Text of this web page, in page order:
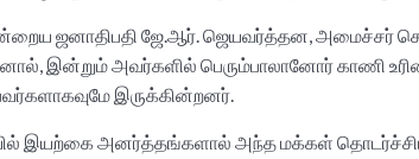
ஜனாதிபதி ஜே.ஆர். ஜெயவர்த்தன, அமைச்சர்
இன்றும் அவர்களில் பெரும்பாலானோர் காணி
இருக்கின்றனர்.
இயற்கை அனர்த்தங்களால் அந்த மக்கள்